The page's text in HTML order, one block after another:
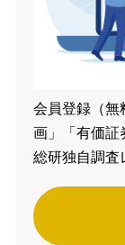
会員登録（無
画」「有価証
総研独自調査